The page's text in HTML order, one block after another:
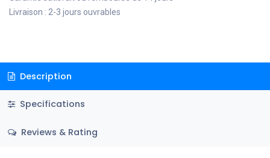
Livraison : 2-3 jours ouvrables
Description
Specifications
Reviews & Rating